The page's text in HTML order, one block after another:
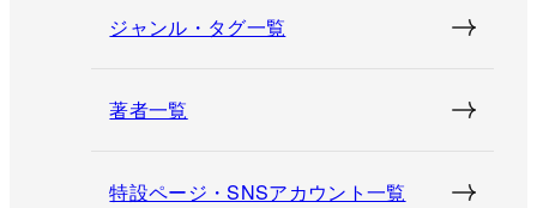
ジャンル・タグ一覧
著者一覧
特設ページ・SNSアカウント一覧